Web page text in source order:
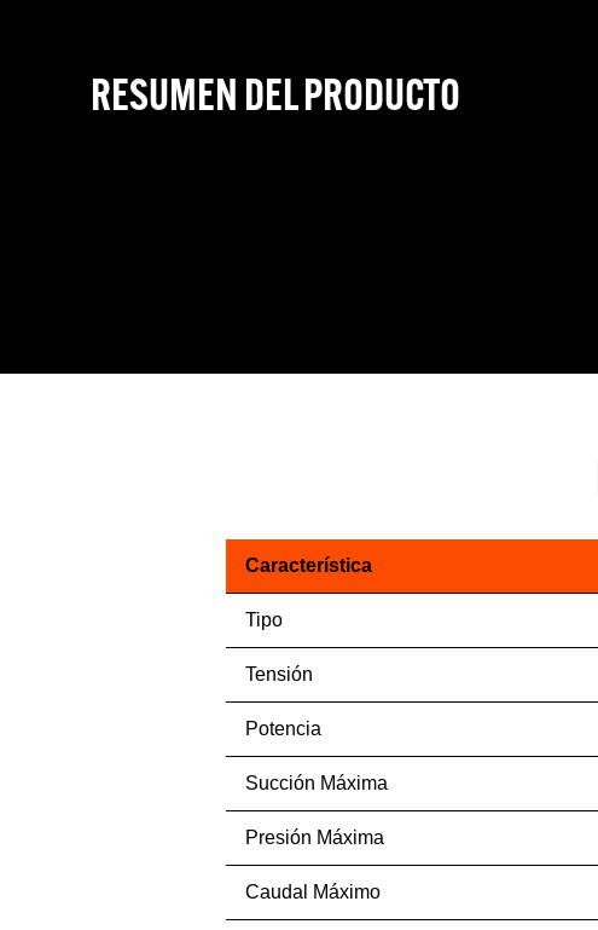
RESUMEN DEL PRODUCTO
Característica
Tipo
Tensión
Potencia
Succión Máxima
Presión Máxima
Caudal Máximo